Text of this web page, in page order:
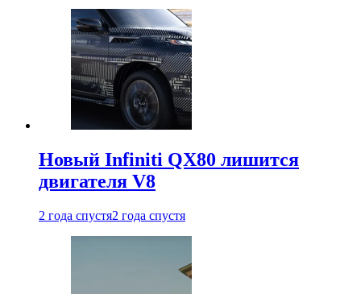
Новый Infiniti QX80 лишится
двигателя V8
2 года спустя2 года спустя